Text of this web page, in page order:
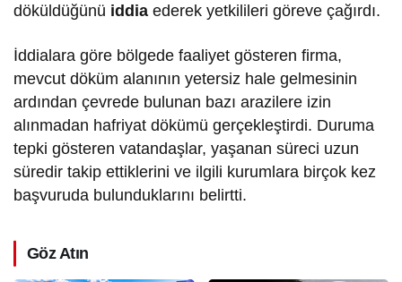
döküldüğünü iddia ederek yetkilileri göreve çağırdı.
İddialara göre bölgede faaliyet gösteren firma,
mevcut döküm alanının yetersiz hale gelmesinin
ardından çevrede bulunan bazı arazilere izin
alınmadan hafriyat dökümü gerçekleştirdi. Duruma
tepki gösteren vatandaşlar, yaşanan süreci uzun
süredir takip ettiklerini ve ilgili kurumlara birçok kez
başvuruda bulunduklarını belirtti.
Göz Atın